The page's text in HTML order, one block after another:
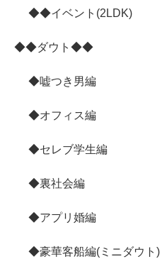
◆◆イベント(2LDK)
◆◆ダウト◆◆
◆嘘つき男編
◆オフィス編
◆セレブ学生編
◆裏社会編
◆アプリ婚編
◆豪華客船編(ミニダウト)